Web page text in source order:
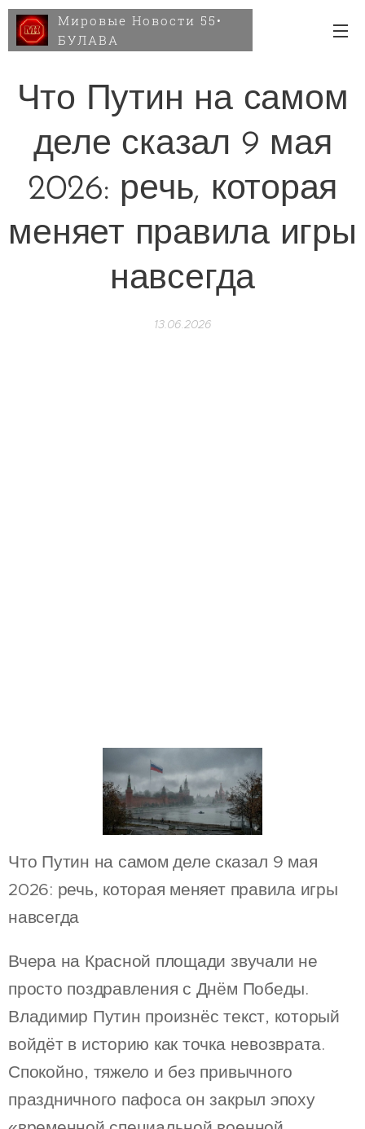
Мировые Новости 55•
БУЛАВА
Что Путин на самом
деле сказал 9 мая
2026: речь, которая
меняет правила игры
навсегда
13.06.2026
Что Путин на самом деле сказал 9 мая
2026: речь, которая меняет правила игры
навсегда
Вчера на Красной площади звучали не
просто поздравления с Днём Победы.
Владимир Путин произнёс текст, который
войдёт в историю как точка невозврата.
Спокойно, тяжело и без привычного
праздничного пафоса он закрыл эпоху